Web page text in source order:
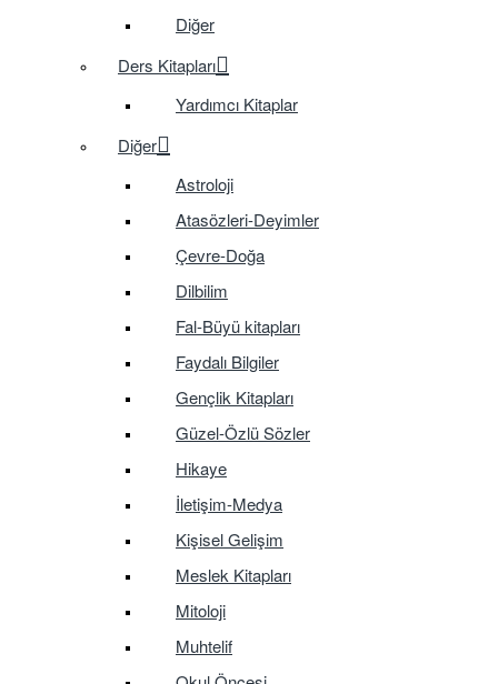
Diğer
Ders Kitapları
Yardımcı Kitaplar
Diğer
Astroloji
Atasözleri-Deyimler
Çevre-Doğa
Dilbilim
Fal-Büyü kitapları
Faydalı Bilgiler
Gençlik Kitapları
Güzel-Özlü Sözler
Hikaye
İletişim-Medya
Kişisel Gelişim
Meslek Kitapları
Mitoloji
Muhtelif